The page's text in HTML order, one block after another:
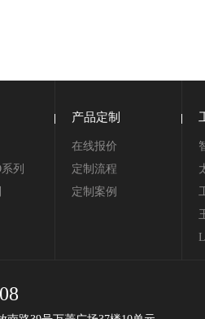
列
产品定制
在线报价
定制流程
定制案例